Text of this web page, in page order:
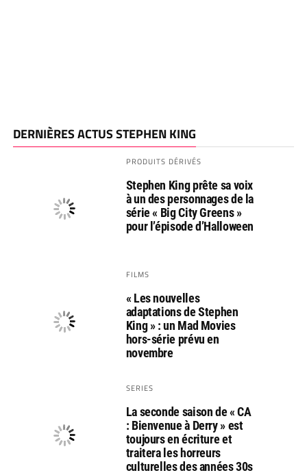
DERNIÈRES ACTUS STEPHEN KING
PRODUITS DÉRIVÉS
Stephen King prête sa voix
à un des personnages de la
série « Big City Greens »
pour l’épisode d’Halloween
FILMS
« Les nouvelles
adaptations de Stephen
King » : un Mad Movies
hors-série prévu en
novembre
SERIES
La seconde saison de « CA
: Bienvenue à Derry » est
toujours en écriture et
traitera les horreurs
culturelles des années 30s